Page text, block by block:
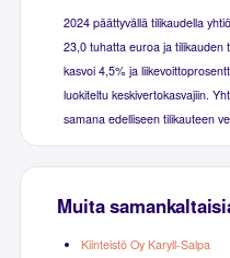
2024 päättyvällä tilikaudella
23,0 tuhatta euroa ja tilikauden
kasvoi 4,5% ja
luokiteltu keskivertokasvajiin.
samana edelliseen tilikauteen
Muita
Kiinteistö Oy Karyll-Salpa